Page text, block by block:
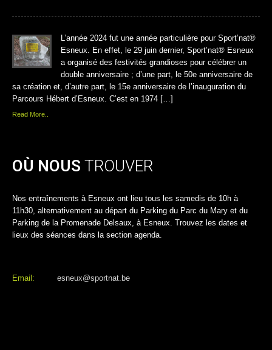
L’année 2024 fut une année particulière pour Sport’nat®
Esneux. En effet, le 29 juin dernier, Sport’nat® Esneux
a organisé des festivités grandioses pour célébrer un
double anniversaire ; d’une part, le 50e anniversaire de
sa création et, d’autre part, le 15e anniversaire de l’inauguration du
Parcours Hébert d’Esneux. C’est en 1974 […]
Read More..
OÙ NOUS TROUVER
Nos entraînements à Esneux ont lieu tous les samedis de 10h à
11h30, alternativement au départ du Parking du Parc du Mary et du
Parking de la Promenade Delsaux, à Esneux. Trouvez les dates et
lieux des séances dans la section agenda.
Email: esneux@sportnat.be